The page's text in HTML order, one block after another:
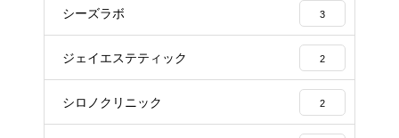
シーズラボ 3
ジェイエステティック 2
シロノクリニック 2